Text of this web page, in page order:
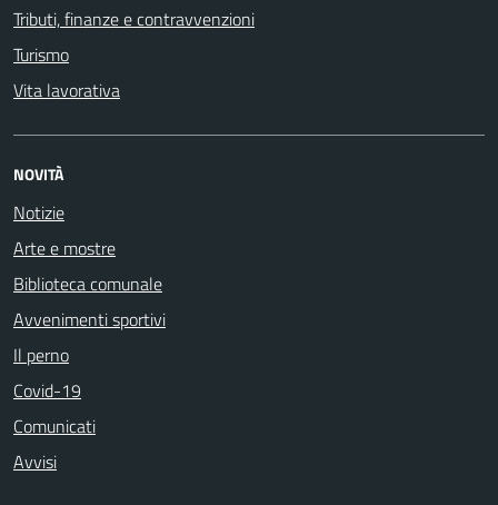
Tributi, finanze e contravvenzioni
Turismo
Vita lavorativa
NOVITÀ
Notizie
Arte e mostre
Biblioteca comunale
Avvenimenti sportivi
Il perno
Covid-19
Comunicati
Avvisi